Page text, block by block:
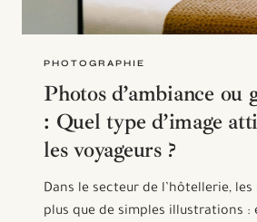
PHOTOGRAPHIE
Photos d’ambiance ou
: Quel type d’image
les voyageurs ?
Dans le secteur de l’hôtellerie,
plus que de simples illustrations :